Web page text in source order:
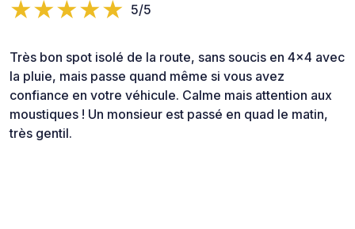
5/5
Très bon spot isolé de la route, sans soucis en 4x4 avec
la pluie, mais passe quand même si vous avez
confiance en votre véhicule. Calme mais attention aux
moustiques ! Un monsieur est passé en quad le matin,
très gentil.